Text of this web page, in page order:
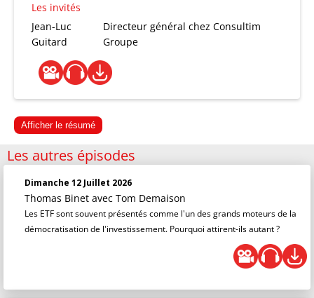
Les invités
Jean-Luc
Guitard
Directeur général chez Consultim
Groupe
Afficher le résumé
Les autres épisodes
Dimanche 12 Juillet 2026
Thomas Binet avec Tom Demaison
Les ETF sont souvent présentés comme l'un des grands moteurs de la
démocratisation de l'investissement. Pourquoi attirent-ils autant ?